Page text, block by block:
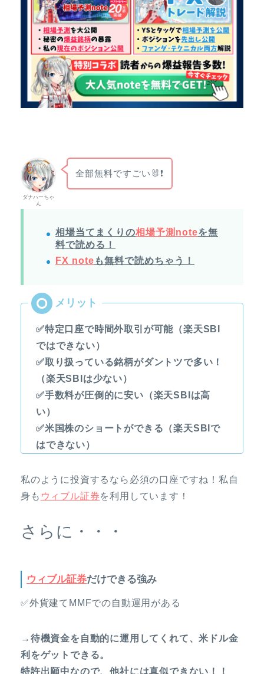
ダナハーちゃ
ん
全部無料ですごい🐰❗
相場当てまくりの相場予測noteを無
料で読める！
FX note も無料で読めちゃう！
✅特定口座で時間外取引が可能（楽天SBI
ではできない）
✅取り扱っている銘柄がダントツで多い！
（楽天SBIは少ない）
✅手数料が圧倒的に安い（楽天SBIは高
い）
✅米国株のショートができる（楽天SBIで
はできない）
私のように投資するなら必須の口座ですね！私自
身も ウィブル証券を利用しています！
さらに・・・
ウィブル証券だけできる強み
✅外貨建てMMFでの自動運用がある
→待機資金を自動的に運用してくれて、米ドル金
利をゲットできる。
特許出願中なので、他社には真似できない！！